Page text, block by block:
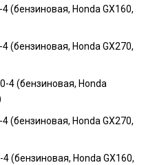
(бензиновая, Honda GX160,
(бензиновая, Honda GX270,
4 (бензиновая, Honda
(бензиновая, Honda GX270,
(бензиновая, Honda GX160,